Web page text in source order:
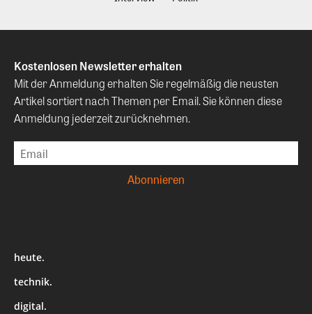
Kostenlosen Newsletter erhalten
Mit der Anmeldung erhalten Sie regelmäßig die neusten
Artikel sortiert nach Themen per Email. Sie können diese
Anmeldung jederzeit zurücknehmen.
heute.
technik.
digital.